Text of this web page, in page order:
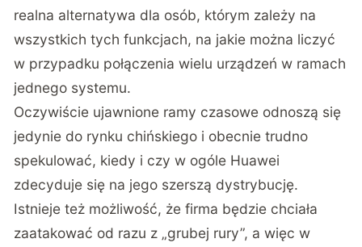
realna alternatywa dla osób, którym zależy na
wszystkich tych funkcjach, na jakie można liczyć
w przypadku połączenia wielu urządzeń w ramach
jednego systemu.
Oczywiście ujawnione ramy czasowe odnoszą się
jedynie do rynku chińskiego i obecnie trudno
spekulować, kiedy i czy w ogóle Huawei
zdecyduje się na jego szerszą dystrybucję.
Istnieje też możliwość, że firma będzie chciała
zaatakować od razu z „grubej rury”, a więc w